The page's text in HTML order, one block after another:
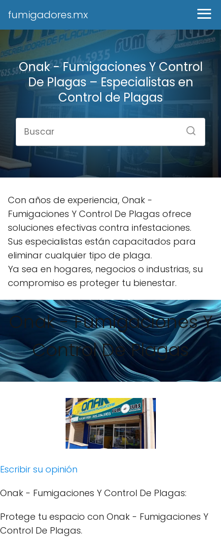
fumigadores.mx
Onak - Fumigaciones Y Control
De Plagas – Especialistas en
Control de Plagas
Con años de experiencia, Onak -
Fumigaciones Y Control De Plagas ofrece
soluciones efectivas contra infestaciones.
Sus especialistas están capacitados para
eliminar cualquier tipo de plaga.
Ya sea en hogares, negocios o industrias, su
compromiso es proteger tu bienestar.
Onak - Fumigaciones Y
Control De Plagas
Escribir su opinión
Onak - Fumigaciones Y Control De Plagas:
Protege tu espacio con Onak - Fumigaciones Y
Control De Plagas.